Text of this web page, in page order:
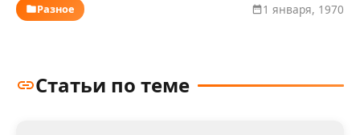
Разное 1 января, 1970
Статьи по теме